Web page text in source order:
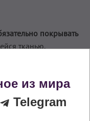
покрывать
тканью,
солнечной
энергия солнца
из мира
Telegram